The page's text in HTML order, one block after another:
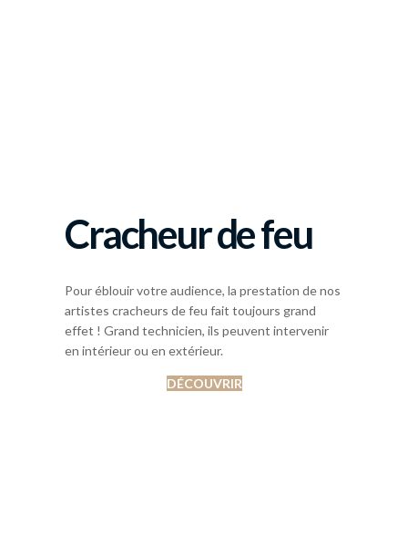
Cracheur de feu
Pour éblouir votre audience, la prestation de nos
artistes cracheurs de feu fait toujours grand
effet ! Grand technicien, ils peuvent intervenir
en intérieur ou en extérieur.
DÉCOUVRIR